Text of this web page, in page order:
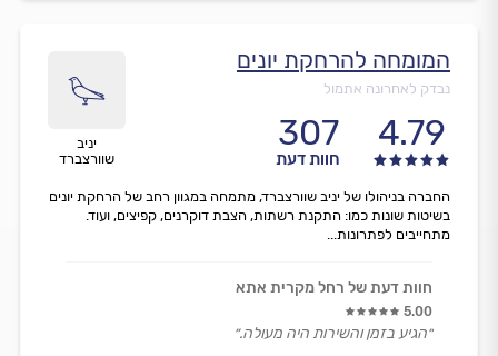
יניב
שוורצברד
המומחה להרחקת יונים
נבדק לאחרונה אתמול
4.79
307
חוות דעת
החברה בניהולו של יניב שוורצברד, מתמחה במגוון רחב של הרחקת יונים
בשיטות שונות כמו: התקנת רשתות, הצבת דוקרנים, קפיצים, ועוד.
מתחייבים לפתרונות...
חוות דעת של רחל מקרית אתא
5.00
״הגיע בזמן והשירות היה מעולה.״